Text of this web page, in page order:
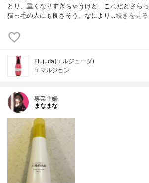
とり、重くなりすぎちゃうけど、これだとさら
猫っ毛の人にも良さそう。なにより…続きを見る
Elujuda(エルジューダ)
エマルジョン
専業主婦
まなまな